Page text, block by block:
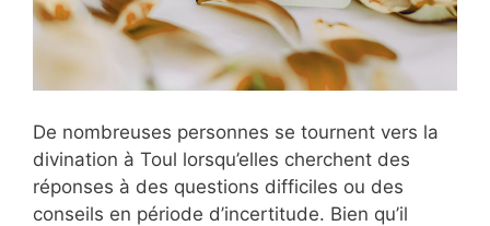
De nombreuses personnes se tournent vers la
divination à Toul lorsqu’elles cherchent des
réponses à des questions difficiles ou des
conseils en période d’incertitude. Bien qu’il